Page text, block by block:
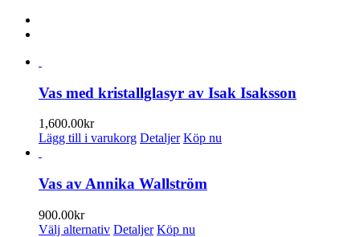
Vas med kristallglasyr av Isak Isaksson
1,600.00kr
Lägg till i varukorg Detaljer Köp nu
Vas av Annika Wallström
900.00kr
Välj alternativ Den
Detaljer Köp nu